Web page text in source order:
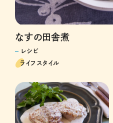
なすの田舎煮
レシピ
ライフスタイル